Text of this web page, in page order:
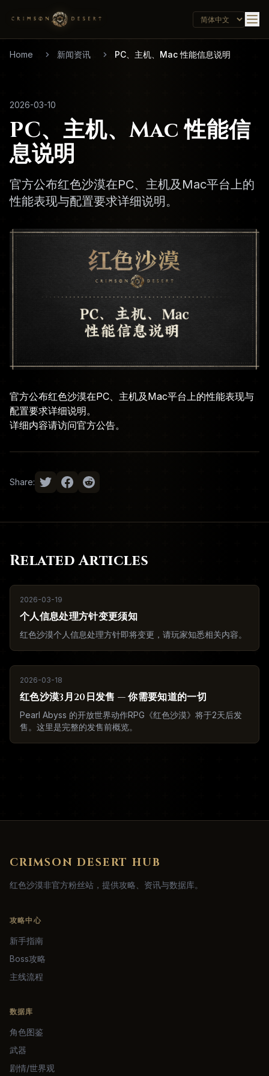
Home 新闻资讯 PC、主机、Mac 性能信息说明
2026-03-10
PC、主机、Mac 性能信
息说明
官方公布红色沙漠在PC、主机及Mac平台上的
性能表现与配置要求详细说明。
官方公布红色沙漠在PC、主机及Mac平台上的性能表现与
配置要求详细说明。
详细内容请访问官方公告。
Share:
Related Articles
2026-03-19
个人信息处理方针变更须知
红色沙漠个人信息处理方针即将变更，请玩家知悉相关内容。
2026-03-18
红色沙漠3月20日发售 — 你需要知道的一切
Pearl Abyss 的开放世界动作RPG《红色沙漠》将于2天后发
售。这里是完整的发售前概览。
CRIMSON DESERT HUB
红色沙漠非官方粉丝站，提供攻略、资讯与数据库。
攻略中心
新手指南
Boss攻略
主线流程
数据库
角色图鉴
武器
剧情/世界观